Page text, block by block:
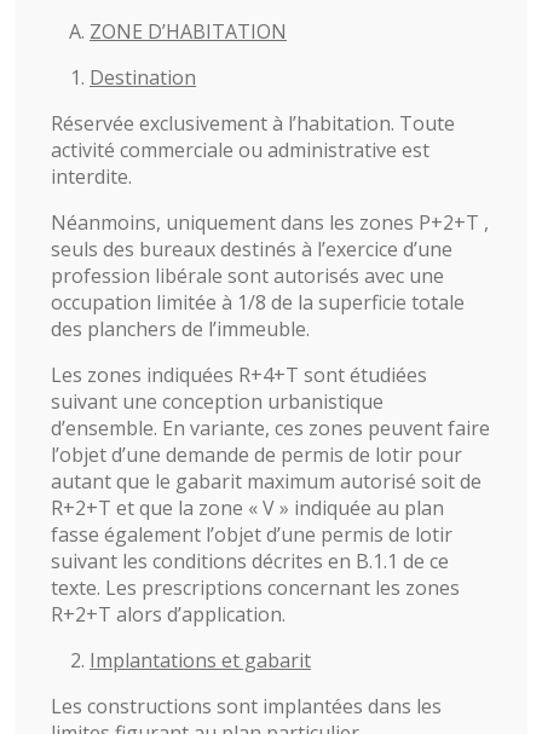
ZONE D’HABITATION
Destination
Réservée exclusivement à l’habitation. Toute
activité commerciale ou administrative est
interdite.
Néanmoins, uniquement dans les zones P+2+T ,
seuls des bureaux destinés à l’exercice d’une
profession libérale sont autorisés avec une
occupation limitée à 1/8 de la superficie totale
des planchers de l’immeuble.
Les zones indiquées R+4+T sont étudiées
suivant une conception urbanistique
d’ensemble. En variante, ces zones peuvent faire
l’objet d’une demande de permis de lotir pour
autant que le gabarit maximum autorisé soit de
R+2+T et que la zone « V » indiquée au plan
fasse également l’objet d’une permis de lotir
suivant les conditions décrites en B.1.1 de ce
texte. Les prescriptions concernant les zones
R+2+T alors d’application.
Implantations et gabarit
Les constructions sont implantées dans les